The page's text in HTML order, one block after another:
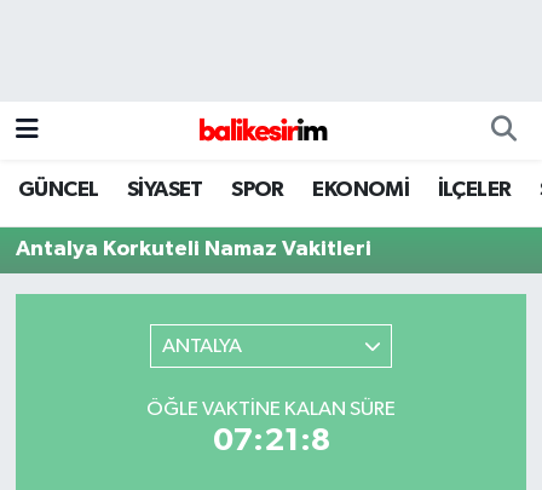
GÜNCEL SİYASET SPOR EKONOMİ İLÇELER
Antalya Korkuteli Namaz Vakitleri
ANTALYA
ÖĞLE VAKTINE KALAN SÜRE
07:21:8